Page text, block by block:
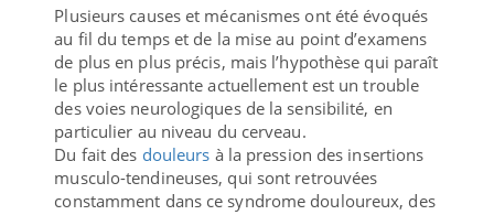
Plusieurs causes et mécanismes ont été évoqués
au fil du temps et de la mise au point d’examens
de plus en plus précis, mais l’hypothèse qui paraît
le plus intéressante actuellement est un trouble
des voies neurologiques de la sensibilité, en
particulier au niveau du cerveau.
Du fait des douleurs à la pression des insertions
musculo-tendineuses, qui sont retrouvées
constamment dans ce syndrome douloureux, des